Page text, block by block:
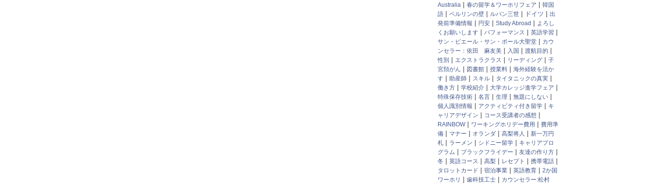
Australia | 春の留学＆ワーホリフェア | 韓国
語 | ベルリンの壁 | ルパン三世 | ドイツ | 出
発前準備情報 | 円安 | Study Abroad | よろし
くお願いします | パフォーマンス | 英語学習 |
サン・ピエール・サン・ポール大聖堂 | カウ
ンセラー：依田 麻友美 | 入国 | 渡航目的 |
性別 | エクストラクラス | リーディング | 子
宮頚がん | 図書館 | 授業料 | 海外経験を活か
す | 助産師 | スキル | タイタニックの真実 |
働き方 | 学校紹介 | 大学カレッジ進学フェア |
特殊保存技術 | 名言 | 生理 | 無題にしない |
個人識別情報 | アクティビティ付き留学 | キ
ャリアデザイン | コース受講者の感想 |
RAINBOW| ワーキングホリデー費用 | 費用準
備 | マナー | オランダ | 高梨将人 | 新一万円
札 | ラーメン | シドニー留学 | キャリアプロ
グラム | ブラックフライデー | 友達の作り方 |
冬 | 英語コース | 高梨 | レセプト | 携帯電話 |
タロットカード | 宿泊事業 | 英語教育 | 2か国
ワーホリ | 歯科技工士 | カウンセラー:松村